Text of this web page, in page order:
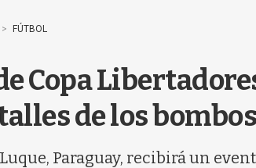
FÚTBOL
Copa
de los bombos
Paraguay, recibirá un